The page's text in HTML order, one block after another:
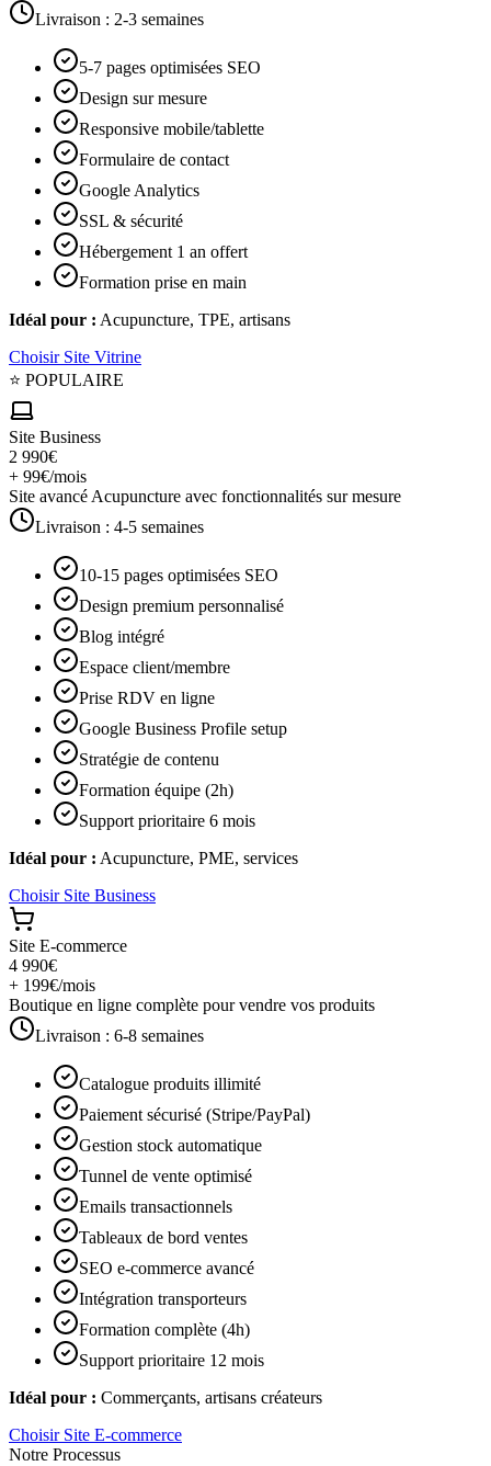
Livraison : 2-3 semaines
5-7 pages optimisées SEO
Design sur mesure
Responsive mobile/tablette
Formulaire de contact
Google Analytics
SSL & sécurité
Hébergement 1 an offert
Formation prise en main
Idéal pour : Acupuncture, TPE, artisans
Choisir Site Vitrine
⭐ POPULAIRE
Site Business
2 990€
+ 99€/mois
Site avancé Acupuncture avec fonctionnalités sur mesure
Livraison : 4-5 semaines
10-15 pages optimisées SEO
Design premium personnalisé
Blog intégré
Espace client/membre
Prise RDV en ligne
Google Business Profile setup
Stratégie de contenu
Formation équipe (2h)
Support prioritaire 6 mois
Idéal pour : Acupuncture, PME, services
Choisir Site Business
Site E-commerce
4 990€
+ 199€/mois
Boutique en ligne complète pour vendre vos produits
Livraison : 6-8 semaines
Catalogue produits illimité
Paiement sécurisé (Stripe/PayPal)
Gestion stock automatique
Tunnel de vente optimisé
Emails transactionnels
Tableaux de bord ventes
SEO e-commerce avancé
Intégration transporteurs
Formation complète (4h)
Support prioritaire 12 mois
Idéal pour : Commerçants, artisans créateurs
Choisir Site E-commerce
Notre Processus